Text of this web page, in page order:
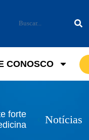
CONOSCO
forte
Notícias